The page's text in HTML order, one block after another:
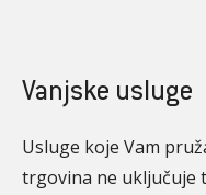
Vanjske usluge
Usluge koje Vam
trgovina ne uključuje